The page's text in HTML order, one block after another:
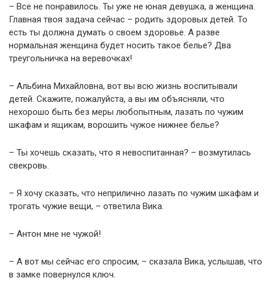
– Все не понравилось. Ты уже не юная девушка, а женщина.
Главная твоя задача сейчас – родить здоровых детей. То
есть ты должна думать о своем здоровье. А разве
нормальная женщина будет носить такое белье? Два
треугольничка на веревочках!
– Альбина Михайловна, вот вы всю жизнь воспитывали
детей. Скажите, пожалуйста, а вы им объясняли, что
нехорошо быть без меры любопытным, лазать по чужим
шкафам и ящикам, ворошить чужое нижнее белье?
– Ты хочешь сказать, что я невоспитанная? – возмутилась
свекровь.
– Я хочу сказать, что неприлично лазать по чужим шкафам и
трогать чужие вещи, – ответила Вика.
– Антон мне не чужой!
– А вот мы сейчас его спросим, – сказала Вика, услышав, что
в замке повернулся ключ.